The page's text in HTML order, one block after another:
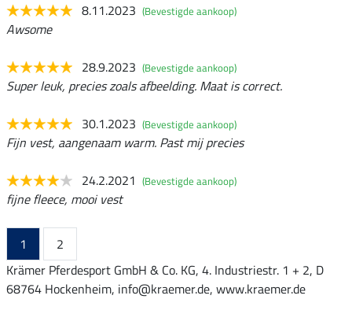
8.11.2023 (Bevestigde aankoop)
Awsome
28.9.2023 (Bevestigde aankoop)
Super leuk, precies zoals afbeelding. Maat is correct.
30.1.2023 (Bevestigde aankoop)
Fijn vest, aangenaam warm. Past mij precies
24.2.2021 (Bevestigde aankoop)
fijne fleece, mooi vest
1
2
Krämer Pferdesport GmbH & Co. KG, 4. Industriestr. 1 + 2, D
68764 Hockenheim, info@kraemer.de, www.kraemer.de